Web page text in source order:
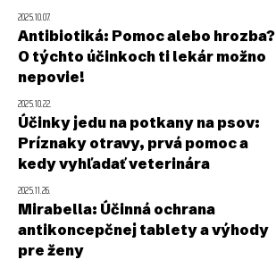
2025.10.07.
Antibiotiká: Pomoc alebo hrozba?
O týchto účinkoch ti lekár možno
nepovie!
2025.10.22.
Účinky jedu na potkany na psov:
Príznaky otravy, prvá pomoc a
kedy vyhľadať veterinára
2025.11.26.
Mirabella: Účinná ochrana
antikoncepčnej tablety a výhody
pre ženy